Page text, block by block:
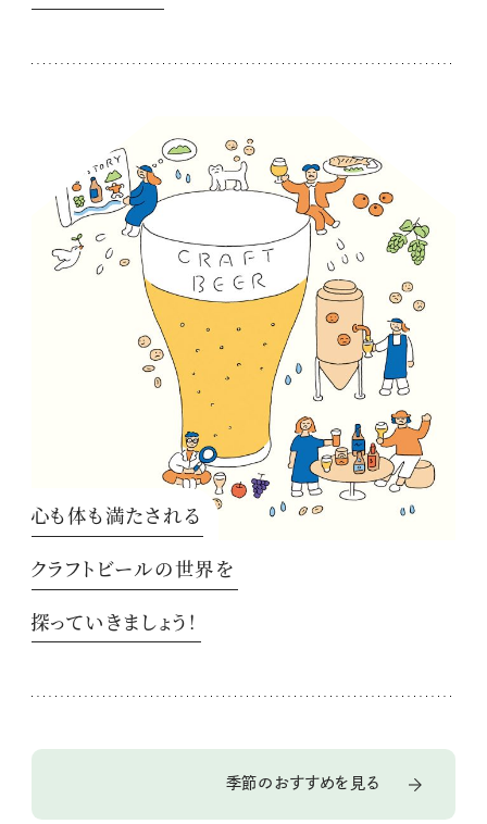
心も体も満たされる
クラフトビールの世界を
探っていきましょう！
季節のおすすめを見る